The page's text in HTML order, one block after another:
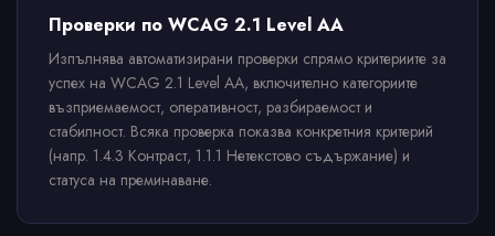
Проверки по WCAG 2.1 Level AA
Изпълнява автоматизирани проверки спрямо критериите за
успех на WCAG 2.1 Level AA, включително категориите
възприемаемост, оперативност, разбираемост и
стабилност. Всяка проверка показва конкретния критерий
(напр. 1.4.3 Контраст, 1.1.1 Нетекстово съдържание) и
статуса на преминаване.